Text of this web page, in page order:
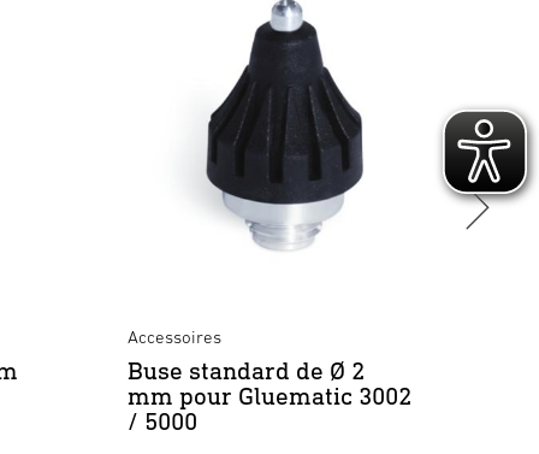
Accessoires
Buse standard de Ø 2
mm pour Gluematic 3002
/ 5000